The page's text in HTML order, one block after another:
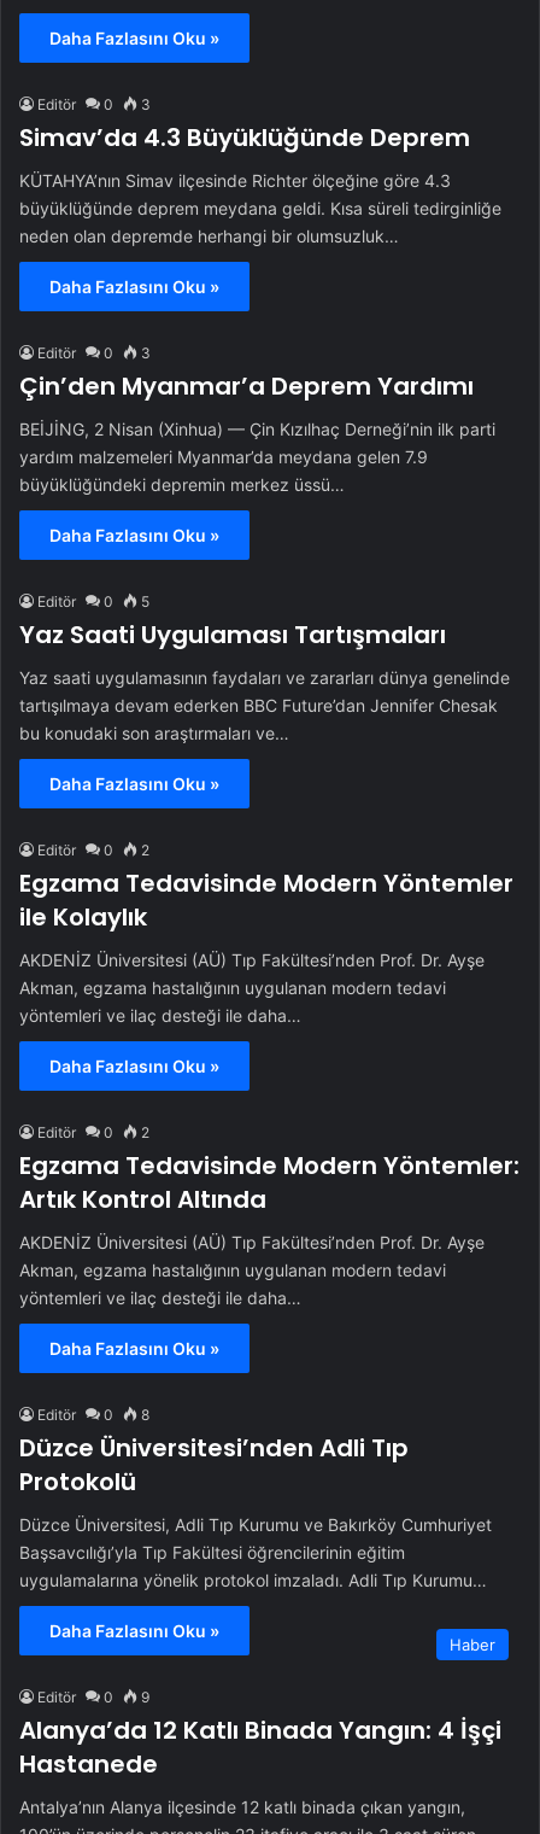
Daha Fazlasını Oku »
Editör 0 3
Simav’da 4.3 Büyüklüğünde Deprem
KÜTAHYA’nın Simav ilçesinde Richter ölçeğine göre 4.3
büyüklüğünde deprem meydana geldi. Kısa süreli tedirginliğe
neden olan depremde herhangi bir olumsuzluk…
Daha Fazlasını Oku »
Editör 0 3
Çin’den Myanmar’a Deprem Yardımı
BEİJİNG, 2 Nisan (Xinhua) — Çin Kızılhaç Derneği’nin ilk parti
yardım malzemeleri Myanmar’da meydana gelen 7.9
büyüklüğündeki depremin merkez üssü…
Daha Fazlasını Oku »
Editör 0 5
Yaz Saati Uygulaması Tartışmaları
Yaz saati uygulamasının faydaları ve zararları dünya genelinde
tartışılmaya devam ederken BBC Future’dan Jennifer Chesak
bu konudaki son araştırmaları ve…
Daha Fazlasını Oku »
Editör 0 2
Egzama Tedavisinde Modern Yöntemler
ile Kolaylık
AKDENİZ Üniversitesi (AÜ) Tıp Fakültesi’nden Prof. Dr. Ayşe
Akman, egzama hastalığının uygulanan modern tedavi
yöntemleri ve ilaç desteği ile daha…
Daha Fazlasını Oku »
Editör 0 2
Egzama Tedavisinde Modern Yöntemler:
Artık Kontrol Altında
AKDENİZ Üniversitesi (AÜ) Tıp Fakültesi’nden Prof. Dr. Ayşe
Akman, egzama hastalığının uygulanan modern tedavi
yöntemleri ve ilaç desteği ile daha…
Daha Fazlasını Oku »
Editör 0 8
Düzce Üniversitesi’nden Adli Tıp
Protokolü
Düzce Üniversitesi, Adli Tıp Kurumu ve Bakırköy Cumhuriyet
Başsavcılığı’yla Tıp Fakültesi öğrencilerinin eğitim
uygulamalarına yönelik protokol imzaladı. Adli Tıp Kurumu…
Daha Fazlasını Oku »
Haber
Editör 0 9
Alanya’da 12 Katlı Binada Yangın: 4 İşçi
Hastanede
Antalya’nın Alanya ilçesinde 12 katlı binada çıkan yangın,